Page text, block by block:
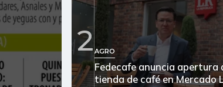
Arracacha amarilla
Arracacha blanca
Arroz de primera
2 AGRO
Fedecafe anuncia apertura
tienda de café en Mercado